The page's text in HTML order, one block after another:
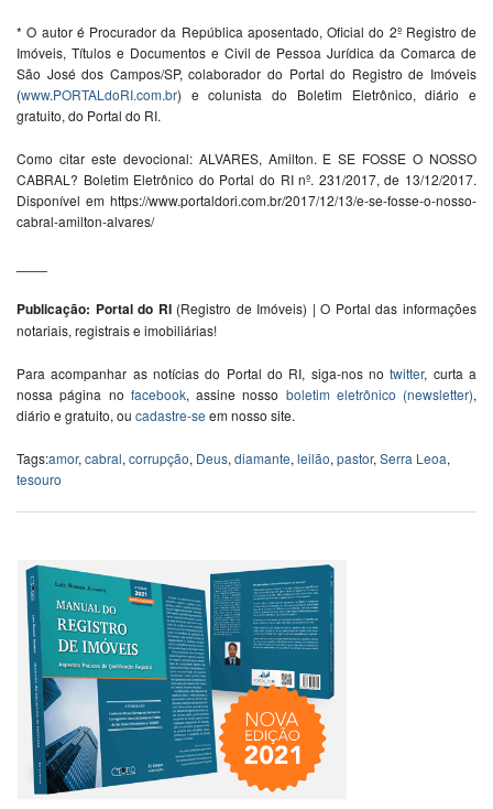
* O autor é Procurador da República aposentado, Oficial do 2º Registro de
Imóveis, Títulos e Documentos e Civil de Pessoa Jurídica da Comarca de
São José dos Campos/SP, colaborador do Portal do Registro de Imóveis
(www.PORTALdoRI.com.br) e colunista do Boletim Eletrônico, diário e
gratuito, do Portal do RI.
Como citar este devocional: ALVARES, Amilton. E SE FOSSE O NOSSO
CABRAL? Boletim Eletrônico do Portal do RI nº. 231/2017, de 13/12/2017.
Disponível em https://www.portaldori.com.br/2017/12/13/e-se-fosse-o-nosso-
cabral-amilton-alvares/
Publicação: Portal do RI (Registro de Imóveis) | O Portal das informações
notariais, registrais e imobiliárias!
Para acompanhar as notícias do Portal do RI, siga-nos no twitter, curta a
nossa página no facebook, assine nosso boletim eletrônico (newsletter),
diário e gratuito, ou cadastre-se em nosso site.
Tags:amor, cabral, corrupção, Deus, diamante, leilão, pastor, Serra Leoa,
tesouro